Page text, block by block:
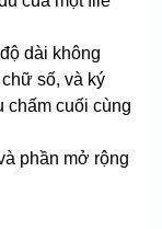
dài không
số, và ký
chấm cuối cùng
phần mở rộng